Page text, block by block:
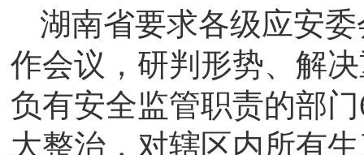
湖南省要求各级应安
作会议，研判形势、解
负有安全监管职责的部
大整治，对辖区内所有